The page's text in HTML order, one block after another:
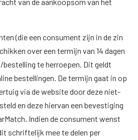
(die een consument zijn in de zin
over een termijn van 14 dagen
te herroepen. Dit geldt
bestellingen. De termijn gaat in op
via de website door deze niet-
en deze hiervan een bevestiging
Indien de consument wenst
schriftelijk mee te delen per